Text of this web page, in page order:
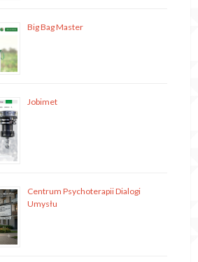
Big Bag Master
Jobimet
Centrum Psychoterapii Dialogi
Umysłu